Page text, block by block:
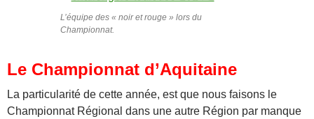
L’équipe des « noir et rouge » lors du
Championnat.
Le Championnat d’Aquitaine
La particularité de cette année, est que nous faisons le
Championnat Régional dans une autre Région par manque